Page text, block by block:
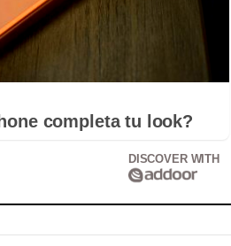
completa tu look?
DISCOVER WITH